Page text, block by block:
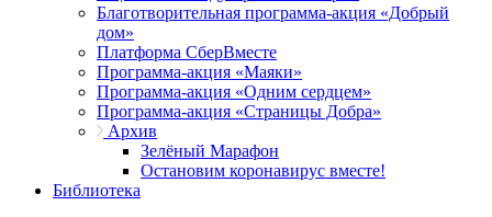
Благотворительная программа-акция «Добрый
дом»
Платформа СберВместе
Программа-акция «Маяки»
Программа-акция «Одним сердцем»
Программа-акция «Страницы Добра»
Архив
Зелёный Марафон
Остановим коронавирус вместе!
Библиотека